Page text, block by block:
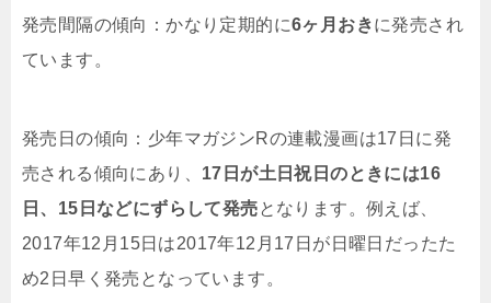
発売間隔の傾向：かなり定期的に6ヶ月おきに発売され
ています。
発売日の傾向：少年マガジンRの連載漫画は17日に発
売される傾向にあり、 17日が土日祝日のときには16
日、15日などにずらして発売となります。例えば、
2017年12月15日は2017年12月17日が日曜日だったた
め2日早く発売となっています。